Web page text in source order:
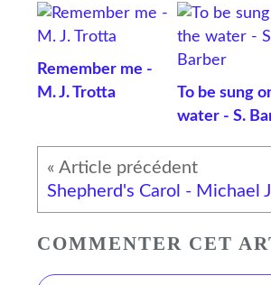
Remember me -
M. J. Trotta
To be sung
water - S.
COMMENTER CET